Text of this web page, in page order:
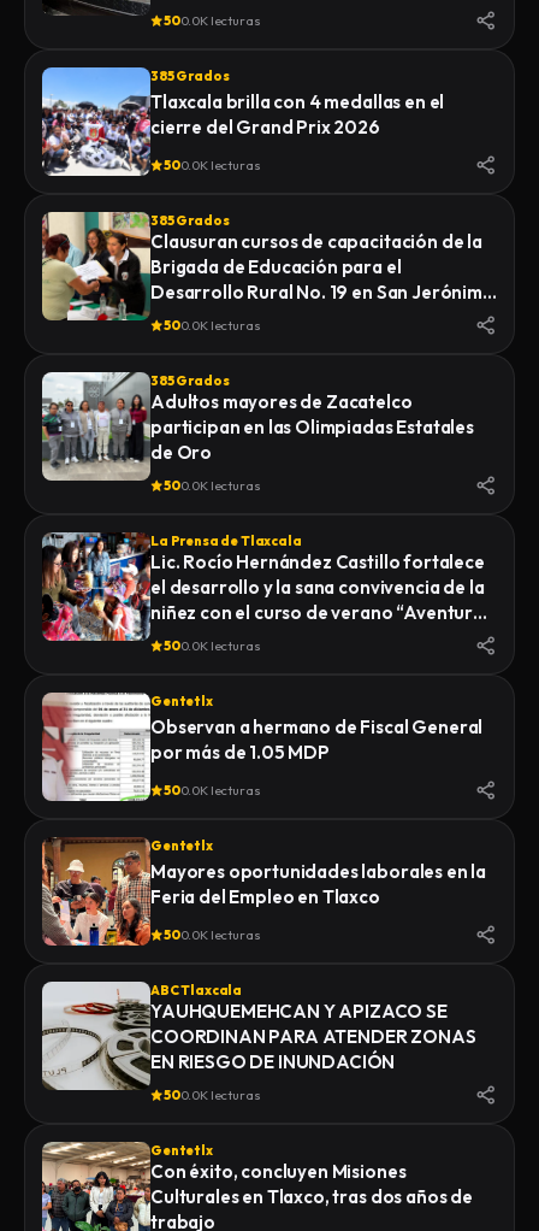
500.0K lecturas
385 Grados
Tlaxcala brilla con 4 medallas en el
cierre del Grand Prix 2026
500.0K lecturas
385 Grados
Clausuran cursos de capacitación de la
Brigada de Educación para el
Desarrollo Rural No. 19 en San Jerónimo
Zacualpan
500.0K lecturas
385 Grados
Adultos mayores de Zacatelco
participan en las Olimpiadas Estatales
de Oro
500.0K lecturas
La Prensa de Tlaxcala
Lic. Rocío Hernández Castillo fortalece
el desarrollo y la sana convivencia de la
niñez con el curso de verano “Aventuras
Diferentes”.
500.0K lecturas
Gentetlx
Observan a hermano de Fiscal General
por más de 1.05 MDP
500.0K lecturas
Gentetlx
Mayores oportunidades laborales en la
Feria del Empleo en Tlaxco
500.0K lecturas
ABC Tlaxcala
YAUHQUEMEHCAN Y APIZACO SE
COORDINAN PARA ATENDER ZONAS
EN RIESGO DE INUNDACIÓN
500.0K lecturas
Gentetlx
Con éxito, concluyen Misiones
Culturales en Tlaxco, tras dos años de
trabajo